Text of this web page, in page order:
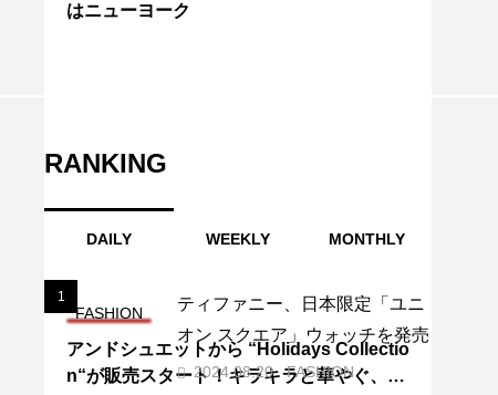
はニューヨーク
FASHION
アンドシュエットから “Holidays Collectio
n“が販売スタート！キラキラと華やぐ、毎
RANKING
DAILY WEEKLY MONTHLY
1
ティファニー、日本限定「ユニ
オン スクエア」ウォッチを発売
2024.08.20 FASHION